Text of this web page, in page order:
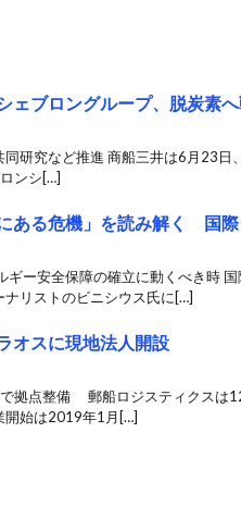
ェブロングループ、脱炭素
研究など推進 商船三井は6月23日
ンシ[…]
ある危機」を読み解く 国
ー安全保障の確立に動くべき時
リストのビニシウス氏に[…]
オスに現地法人開設
で拠点整備 郵船ロジスティクスは
開始は2019年1月[…]